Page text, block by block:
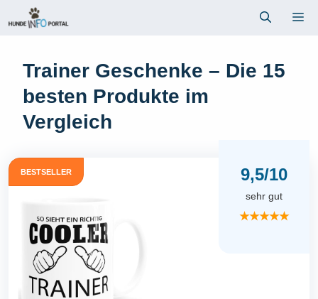
Inhalt
Trainer Geschenke – Die 15
besten Produkte im
Vergleich
BESTSELLER 9,5/10
sehr gut
★★★★★